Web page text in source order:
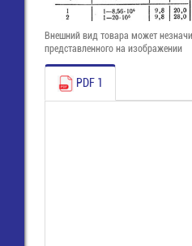
Внешний вид товара может
представленного на изображении
PDF 1